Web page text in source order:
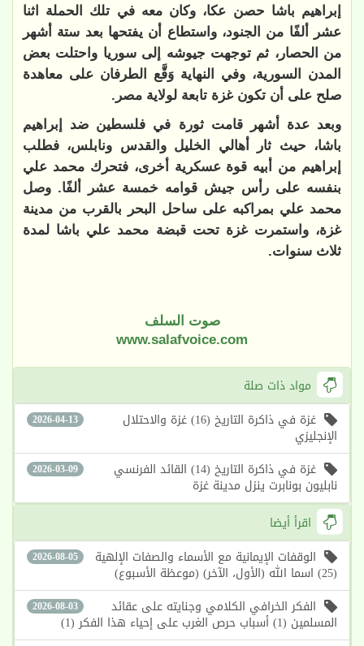
إبراهيم باشا حصن عكا، وكان معه في تلك الحملة اثنا
عشر ألفًا من الجنود، واستطاع أن يفتحها بعد ستة أشهر
من الحصار، ثم توجهت جيوشه إلى سوريا واحتلت بعض
المدن السورية، وفي النهاية وَقَّع الطرفان على معاهدة
صلح على أن تكون غزة تابعة لولاية مصر .
وبعد عدة أشهر قامت ثورة في فلسطين ضد إبراهيم
باشا، حيث ثار أهالي الخليل والقدس ونابلس، فطلب
إبراهيم من أبيه قوة عسكرية أخرى، فتحرك محمد علي
بنفسه على رأس جيش قوامه خمسة عشر ألفًا. وصل
محمد علي بمراكبه على ساحل البحر بالقرب من مدينة
غزة، واستمرت غزة تحت قبضة محمد علي باشا لمدة
ثلاث سنوات.
صوت السلف
www.salafvoice.com
مواد ذات صلة
2026-04-13 غزة في ذاكرة التاريخ (16) غزة والاحتلال
الإنجليزي
2026-03-09 غزة في ذاكرة التاريخ (14) القائد الفرنسي
نابليون بونابرت ينزل مدينة غزة
اقرأ أيضا
2026-08-05 الوقفات الإيمانية مع الأسماء والصفات الإلهية
(25) اسما الله (الأول، الآخر) (موعظة الأسبوع)
2026-08-03 الفكر الخرافي الكلامي وجنايته على عقائد
المسلمين (1) أسباب حرص الغرب على إحياء هذا الفكر (1)